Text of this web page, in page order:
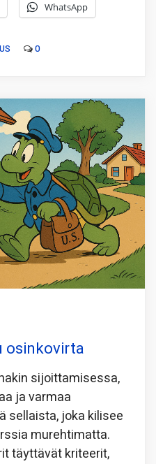
WhatsApp
0
osinkovirta
sijoittamisessa,
ja varmaa
sellaista, joka kilisee
murehtimatta.
täyttävät kriteerit,